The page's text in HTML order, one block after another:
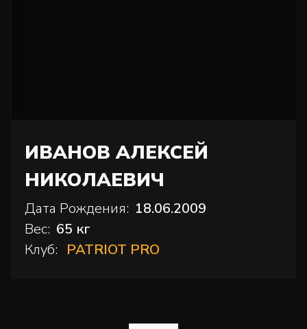
ИВАНОВ АЛЕКСЕЙ
НИКОЛАЕВИЧ
Дата Рождения: 18.06.2009
Вес: 65 кг
Клуб: PATRIOT PRO